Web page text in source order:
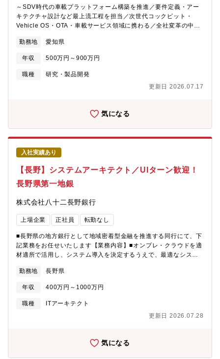
チアップが可能です・長期プロジェクトが多いからこそ、NTTデ
ータとの連携も密であり、NTTデータ主催の勉強会の実施も多
く、ノウハウを吸収することができます【プロジェクト例】 ・大
テム・オンライン決済システム（銀行系）・AIのサーバー構築■導
入事例https://www.nttdata.com/jp/ja/industries/finance/【想定
想定※経験・年齢等を考慮のうえ、役職・待遇を決定します【配
属先情報】・社員は50名ほど在籍しており、パートナーも含める
実施し、下流工程である開発・テストをパートナー社と共同で進
めています■リモートワーク率：部署全体で50%程度【開発言語】
［開発言語］C言語、C++、Java、JavaScript、Visual Basic、
COBOL、SQL、HTML、CSS■過去の経験を活かせる開発言語C#
[開発環境（ＯＳ・ＤＢ含む）］Linux、Windows、Oracle、
PostgreSQL、MySQL、Eclipse、Spring FW、AWS、Azure■過
去の経験を活かせる開発環境Apache、.Net【キャリアアップ支
援】■評価制度（上長と共に目標を自分で立て、目標の達成度につ
いて評価）■研修受講制度（階層別研修、テクニカル研修、自己啓
らではの充実した教育体制 グループのネットワークを活かし、最
先端技術に触れたり、常時4000コースの研修を有する機関での研
修を受講することが可能。仕事に必要なスキルを身に着けながら
自分自身も成長することができる環境です！勤続年数や年齢関係
無くキャリアアップ出来る制度の為、新卒中途関係なく活躍でき
る社風です。・課長代理最早：30歳・課長最早：37歳
～SDV時代の車載プラットフォーム構築を推進／要件定義・アー
キテクチャ設計など最上流工程を担当／次世代コックピット・
Vehicle OS・OTA・車載サービス領域に携わる／全社変革の中核
Vehicle（SDV）時代に向けた新たな価値創出を目的に、次世代コ
ックピット・ECU・車載サービスを支えるIn-Car Platformのアー
キテクチャ設計および要件定義を担当いただきます。東海理化で
は従来のハードウェア中心のものづくりに加え、ソフトウェア・
す。本ポジションでは、モビリティ全体を俯瞰しながら、将来の
務内容（1）アーキテクチャ設計・次世代コックピット、ECU、車
載サービスに関するシステムアーキテクチャ設計・車載プラット
フォームに関する技術検討および構想策定（2）要件定義・顧客要
求や市場動向を踏まえた要件整理・システム要件の定義および開
発方針の策定（3）技術推進・最新技術や市場情報の調査、分析・
関係部署と連携した開発推進・アーキテクチャ設計の技術リード■
ポジションの魅力・SDVに向けた全社変革の中心メンバーとして
活躍できる・次世代コックピットや車載サービスを支えるプラッ
トフォーム開発に携われる・要件定義やアーキテクチャ設計など
携など先端技術に触れられる■配属組織アーキテクトチーム（5～8
名）の中核としてご活躍いただくことを期待しています。■企業情
報当社はトヨタグループの中核サプライヤーとして、自動車の安
ッチ、スマートキー、シートベルトなど世界トップクラスシェア
製品を有する一方で、CASEやSDVへの対応を見据え、ソフトウ
ェア・システム領域への投資を加速しています。材料・機構・電
子回路・ソフトウェア・システム設計まで幅広い技術基盤を保有
における顧客体験価値の創出を目指しています。
勤務地 愛知県
年収 500万円～900万円
職種
研究・製品開発
更新日 2026.07.17
気になる
入社実績あり
【長野】システムアーキテクト／UIターン歓迎！
長野県第一地銀
株式会社八十二長野銀行
上場企業 正社員 転勤なし
■長野県の地方銀行として地域密着型金融を推進する同行にて、下
記業務をお任せいたします【業務内容】■オンプレ・クラウドを適
材適所で活用し、システム導入を決定するうえで、最適なシステ
勤務地
長野県
年収 400万円～1000万円
職種
ITアーキテクト
更新日 2026.07.28
気になる